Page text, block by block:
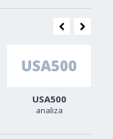
USA500
analiza